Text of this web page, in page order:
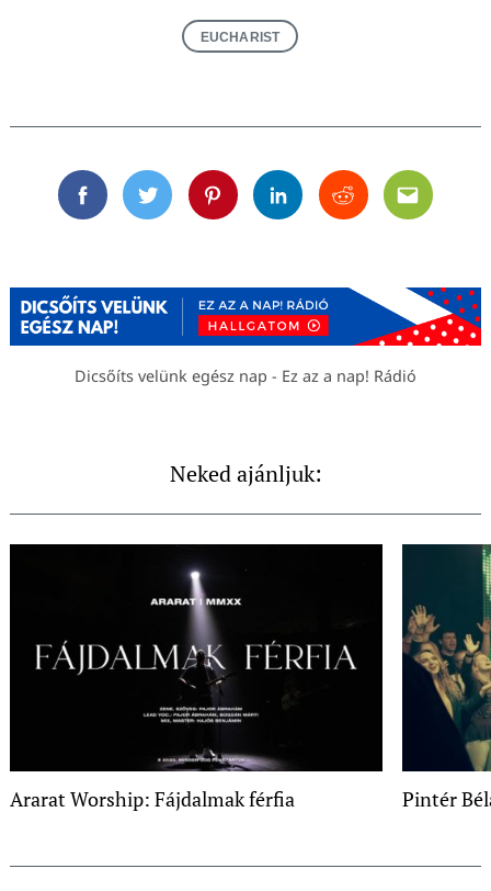
EUCHARIST
FacebookTwitterPinterestLinkedinRedditEmail
Dicsőíts velünk egész nap - Ez az a nap! Rádió
Neked ajánljuk:
Ararat Worship: Fájdalmak férfia Pintér